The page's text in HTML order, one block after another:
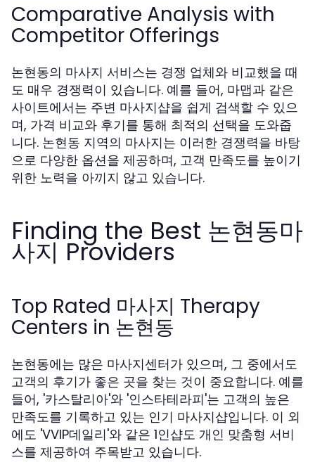
Comparative Analysis with
Competitor Offerings
논현동의 마사지 서비스는 경쟁 업체와 비교했을 때
도 매우 경쟁력이 있습니다. 예를 들어, 마맵과 같은
사이트에서는 주변 마사지샵을 쉽게 검색할 수 있으
며, 가격 비교와 후기를 통해 최적의 선택을 도와줍
니다. 논현동 지역의 마사지는 이러한 경쟁력을 바탕
으로 다양한 옵션을 제공하며, 고객 만족도를 높이기
위한 노력을 아끼지 않고 있습니다.
Finding the Best 논현동마
사지 Providers
Top Rated 마사지 Therapy
Centers in 논현동
논현동에는 많은 마사지센터가 있으며, 그 중에서도
고객의 후기가 좋은 곳을 찾는 것이 중요합니다. 예를
들어, '카스탈리아'와 '인스타테라피'는 고객의 높은
만족도를 기록하고 있는 인기 마사지샵입니다. 이 외
에도 'VVIP데일리'와 같은 1인샵도 개인 맞춤형 서비
스를 제공하여 주목받고 있습니다.